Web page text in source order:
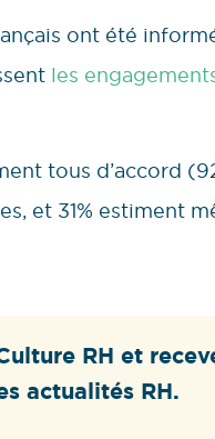
ont été
les
tous d’accord
et 31% estiment
RH et
actualités RH.